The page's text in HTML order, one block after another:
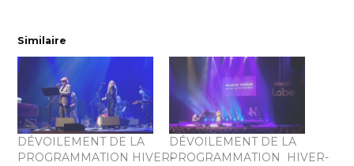
Similaire
DÉVOILEMENT DE LA
PROGRAMMATION HIVER-
DÉVOILEMENT DE LA
PROGRAMMATION HIVER-